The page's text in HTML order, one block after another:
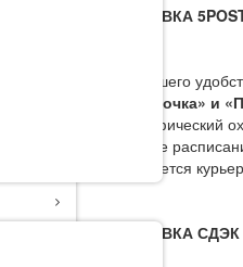
ДОСТАВКА
Для вашего
«Пятёрочка» и
удобное
передается
ДОСТАВКА СДЭК